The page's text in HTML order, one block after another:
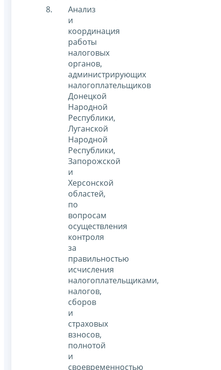
Анализ
и
координация
работы
налоговых
органов,
администрирующих
налогоплательщиков
Донецкой
Народной
Республики,
Луганской
Народной
Республики,
Запорожской
и
Херсонской
областей,
по
вопросам
осуществления
контроля
за
правильностью
исчисления
налогоплательщиками,
налогов,
сборов
и
страховых
взносов,
полнотой
и
своевременностью